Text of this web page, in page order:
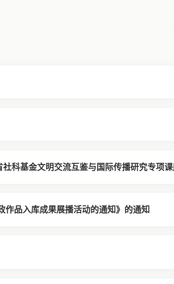
科基金文明交流互鉴与国际传播研究专项课
品入库成果展播活动的通知》的通知